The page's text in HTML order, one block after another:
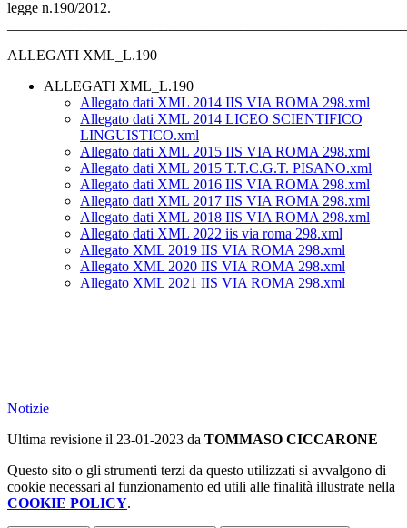
legge n.190/2012.
ALLEGATI XML_L.190
ALLEGATI XML_L.190
Allegato dati XML 2014 IIS VIA ROMA 298.xml
Allegato dati XML 2014 LICEO SCIENTIFICO
LINGUISTICO.xml
Allegato dati XML 2015 IIS VIA ROMA 298.xml
Allegato dati XML 2015 T.T.C.G.T. PISANO.xml
Allegato dati XML 2016 IIS VIA ROMA 298.xml
Allegato dati XML 2017 IIS VIA ROMA 298.xml
Allegato dati XML 2018 IIS VIA ROMA 298.xml
Allegato dati XML 2022 iis via roma 298.xml
Allegato XML 2019 IIS VIA ROMA 298.xml
Allegato XML 2020 IIS VIA ROMA 298.xml
Allegato XML 2021 IIS VIA ROMA 298.xml
Notizie
Ultima revisione il 23-01-2023 da TOMMASO CICCARONE
Questo sito o gli strumenti terzi da questo utilizzati si avvalgono di
cookie necessari al funzionamento ed utili alle finalità illustrate nella
COOKIE POLICY.